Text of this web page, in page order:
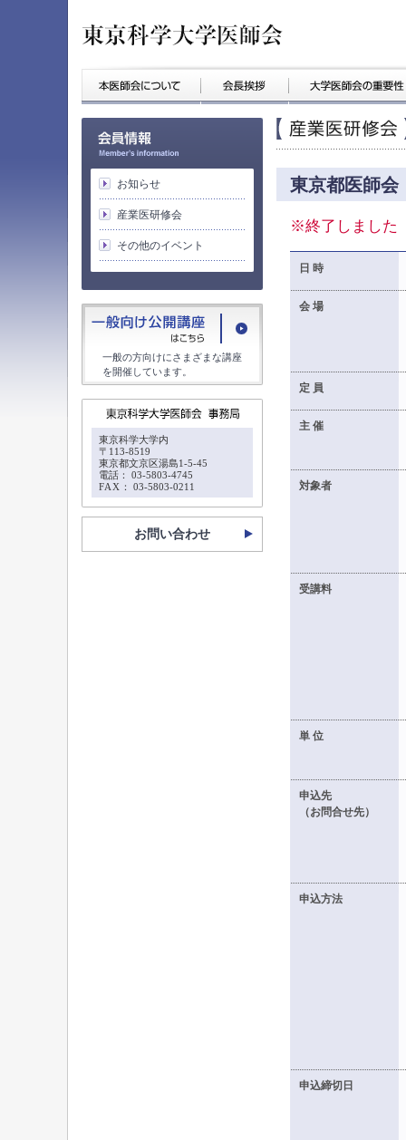
お知らせ
産業医研修会
その他のイベント
一般の方向けにさまざまな講座
を開催しています。
東京科学大学内
〒113-8519
東京都文京区湯島1-5-45
電話： 03-5803-4745
FAX ： 03-5803-0211
お問い合わせ
東京都医師会
※終了しました
日 時
会 場
定 員
主 催
対象者
受講料
単 位
申込先
（お問合せ先）
申込方法
申込締切日